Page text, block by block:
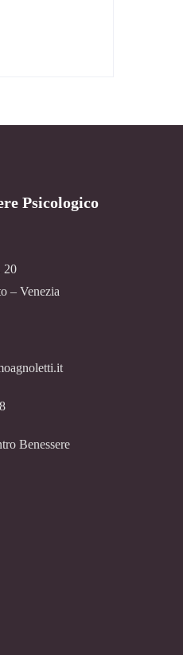
Psicologico
20
– Venezia
Benessere